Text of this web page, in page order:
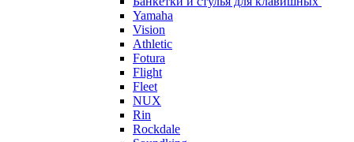
Yamaha
Vision
Athletic
Fotura
Flight
Fleet
NUX
Rin
Rockdale